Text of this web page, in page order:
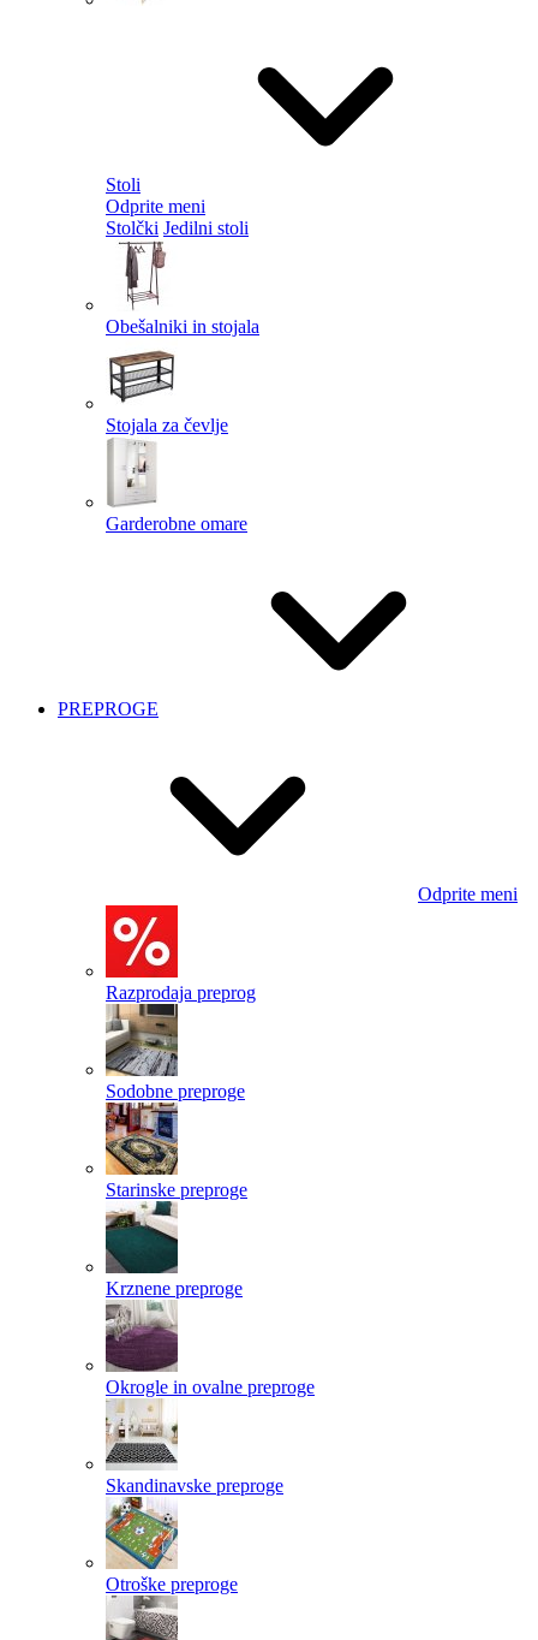
Stoli
Odprite meni
Stolčki Jedilni stoli
Obešalniki in stojala
Stojala za čevlje
Garderobne omare
PREPROGE
Odprite meni
Razprodaja preprog
Sodobne preproge
Starinske preproge
Krznene preproge
Okrogle in ovalne preproge
Skandinavske preproge
Otroške preproge